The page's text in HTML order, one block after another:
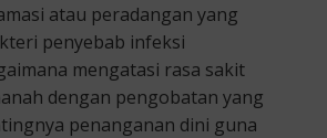
atau peradangan yang
penyebab infeksi
mengatasi rasa sakit
dengan pengobatan yang
penanganan dini guna